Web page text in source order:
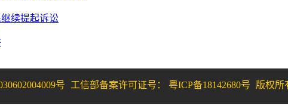
续提起诉讼
号 工信部备案许可证号： 粤ICP备18142680号 版权所